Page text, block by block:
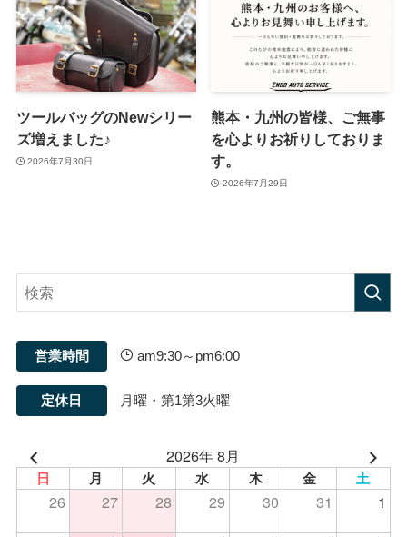
ツールバッグのNewシリー
ズ増えました♪
2026年7月30日
熊本・九州の皆様、ご無事
を心よりお祈りしておりま
す。
2026年7月29日
営業時間 am9:30～pm6:00
定休日 月曜・第1第3火曜
2026年 8月
日 月 火 水 木 金 土
26 27 28 29 30 31
1